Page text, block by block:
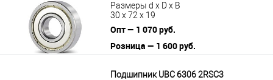
Размеры d x D x B
30 x 72 x 19
Опт — 1 070 руб.
Розница — 1 600 руб.
Подшипник UBC 6306 2RSС3